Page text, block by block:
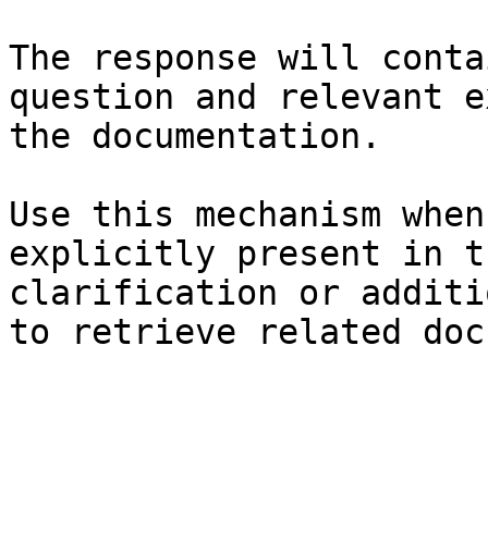
The response will
question and relevant
the documentation.
Use this mechanism
explicitly present in
clarification or